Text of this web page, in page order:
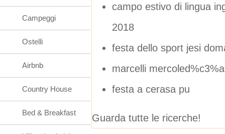
campo estivo di lingua
2018
festa dello sport jesi
marcelli
festa a cerasa pu
Guarda tutte le ricerche!
Campeggi
Ostelli
Airbnb
Country House
Bed & Breakfast